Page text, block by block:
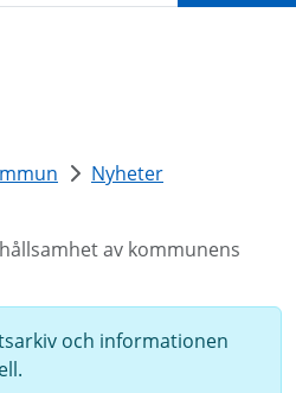
Nyheter
av kommunens
och informationen